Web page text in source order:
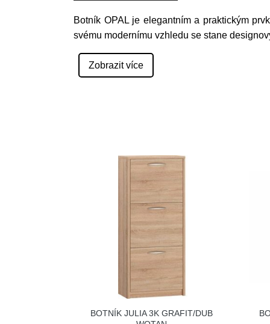
Botník OPAL je elegantním a praktickým
svému modernímu vzhledu se stane
Zobrazit více
BOTNÍK JULIA 3K GRAFIT/DUB